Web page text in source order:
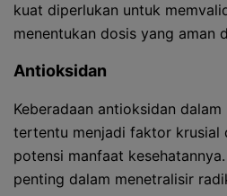
kuat diperlukan untuk
menentukan dosis yang aman
Antioksidan
Keberadaan antioksidan
tertentu menjadi faktor krusial
potensi manfaat
penting dalam menetralisir